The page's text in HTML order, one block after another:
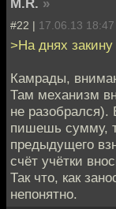
#22 | 17.06.13 18:47
>На днях
Камрады,
Там механизм
не
пишешь сумму,
предыдущего
счёт учётки
Так что, как
непонятно.